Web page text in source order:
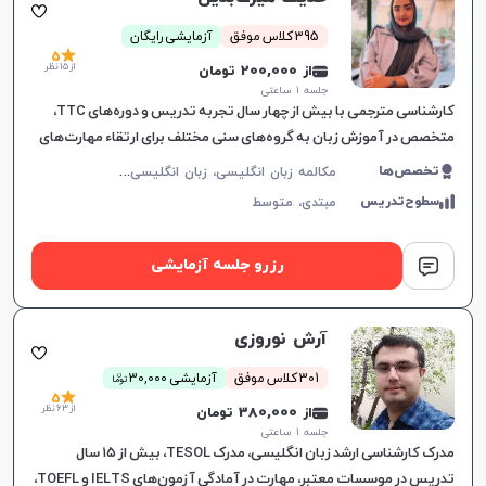
395 کلاس موفق آزمایشی رایگان
از 200,000 تومان
جلسه ۱ ساعتی
5
از 15 نظر
کارشناسی مترجمی با بیش از چهار سال تجربه تدریس و دوره‌های TTC،
متخصص در آموزش زبان به گروه‌های سنی مختلف برای ارتقاء مهارت‌های
گفتاری و اعتماد به نفس زبان‌آموزان.
تخصص‌ها م
کالمه زبان انگلیسی، زبان انگلیسی عمومی، گرامر زبان انگلیسی، زبان انگلیسی هفتم دبیرستان، زبان انگلیسی هشتم دبیرستان، زبان انگلیسی نهم دبیرستان، زبان انگلیسی دهم دبیرستان، زبان انگلیسی یازدهم دبیرستان، زبان انگلیسی دوازدهم دبیرستان، زبان انگلیسی کودکان، آیلتس، تافل، زبان انگلیسی تجاری، زبان انگلیسی کانادایی، زبان انگلیسی کنکور سراسری
سطوح‌تدریس مبتدی، متوسط
رزرو جلسه آزمایشی
آرش نوروزی
301 کلاس موفق آزمایشی 30,000 توما
ن
از 380,000 تومان
جلسه ۱ ساعتی
5
از 63 نظر
مدرک کارشناسی ارشد زبان انگلیسی، مدرک TESOL، بیش از ۱۵ سال
تدریس در موسسات معتبر، مهارت در آمادگی آزمون‌های IELTS و TOEFL،